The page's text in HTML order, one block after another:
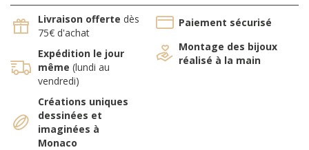
Livraison offerte dès
75€ d'achat
Expédition le jour
même (lundi au
vendredi)
Créations uniques
dessinées et
imaginées à
Monaco
Paiement sécurisé
Montage des bijoux
réalisé à la main